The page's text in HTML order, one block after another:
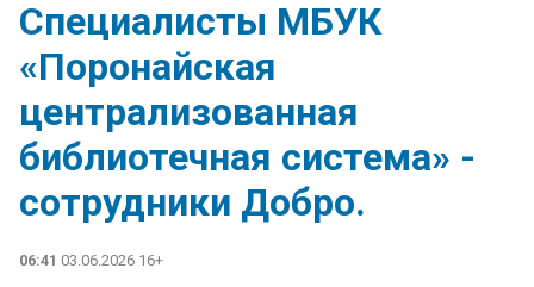
Специалисты МБУК
«Поронайская
централизованная
библиотечная система» -
сотрудники Добро.
06:41 03.06.2026 16+